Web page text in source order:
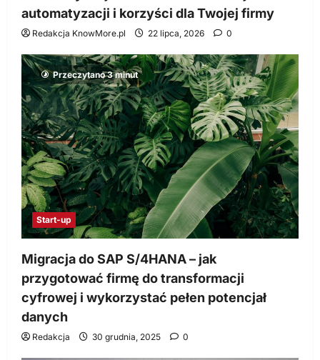
automatyzacji i korzyści dla Twojej firmy
Redakcja KnowMore.pl 22 lipca, 2026 0
Przeczytano 3 minut
Start-up
Migracja do SAP S/4HANA – jak
przygotować firmę do transformacji
cyfrowej i wykorzystać pełen potencjał
danych
Redakcja 30 grudnia, 2025 0